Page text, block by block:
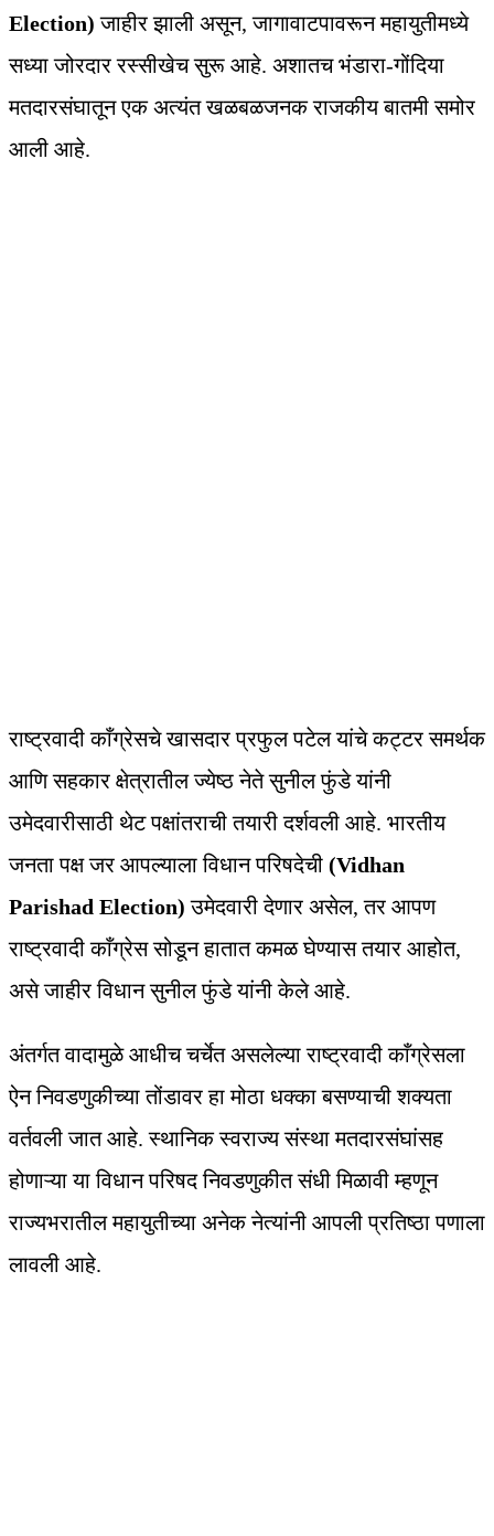
Election) जाहीर झाली असून, जागावाटपावरून महायुतीमध्ये
सध्या जोरदार रस्सीखेच सुरू आहे. अशातच भंडारा-गोंदिया
मतदारसंघातून एक अत्यंत खळबळजनक राजकीय बातमी समोर
आली आहे.
राष्ट्रवादी काँग्रेसचे खासदार प्रफुल पटेल यांचे कट्टर समर्थक
आणि सहकार क्षेत्रातील ज्येष्ठ नेते सुनील फुंडे यांनी
उमेदवारीसाठी थेट पक्षांतराची तयारी दर्शवली आहे. भारतीय
जनता पक्ष जर आपल्याला विधान परिषदेची (Vidhan
Parishad Election) उमेदवारी देणार असेल, तर आपण
राष्ट्रवादी काँग्रेस सोडून हातात कमळ घेण्यास तयार आहोत,
असे जाहीर विधान सुनील फुंडे यांनी केले आहे.
अंतर्गत वादामुळे आधीच चर्चेत असलेल्या राष्ट्रवादी काँग्रेसला
ऐन निवडणुकीच्या तोंडावर हा मोठा धक्का बसण्याची शक्यता
वर्तवली जात आहे. स्थानिक स्वराज्य संस्था मतदारसंघांसह
होणाऱ्या या विधान परिषद निवडणुकीत संधी मिळावी म्हणून
राज्यभरातील महायुतीच्या अनेक नेत्यांनी आपली प्रतिष्ठा पणाला
लावली आहे.